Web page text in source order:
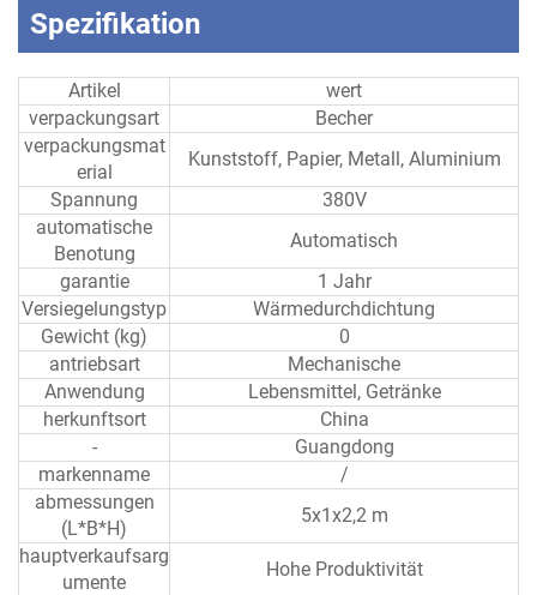
Spezifikation
Artikel
wert
verpackungsart
Becher
verpackungsmat
erial
Kunststoff, Papier, Metall, Aluminium
Spannung
380V
automatische
Benotung
Automatisch
garantie
1 Jahr
Versiegelungstyp
Wärmedurchdichtung
Gewicht (kg)
0
antriebsart
Mechanische
Anwendung
Lebensmittel, Getränke
herkunftsort
China
-
Guangdong
markenname
/
abmessungen
(L*B*H)
5x1x2,2 m
hauptverkaufsarg
umente
Hohe Produktivität